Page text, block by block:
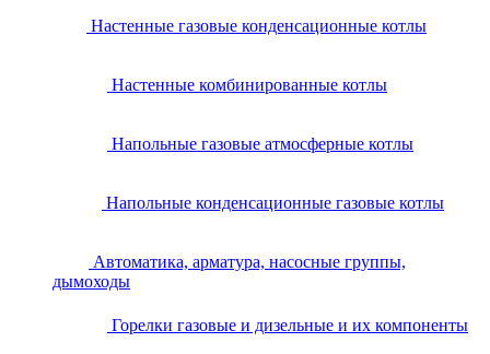
Настенные газовые конденсационные котлы
Настенные комбинированные котлы
Напольные газовые атмосферные котлы
Напольные конденсационные газовые котлы
Автоматика, арматура, насосные группы,
дымоходы
Горелки газовые и дизельные и их компоненты